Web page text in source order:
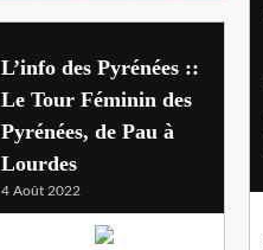
L’info des Pyrénées ::
Le Tour Féminin des
Pyrénées, de Pau à
Lourdes
4 Août 2022